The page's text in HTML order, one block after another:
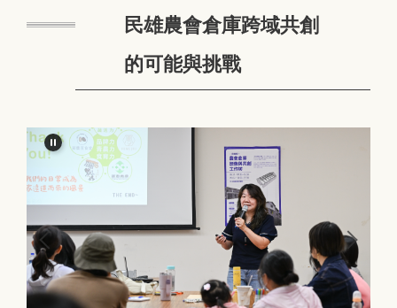
民雄農會倉庫跨域共創
的可能與挑戰